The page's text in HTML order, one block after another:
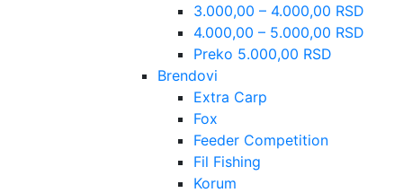
3.000,00 – 4.000,00 RSD
4.000,00 – 5.000,00 RSD
Preko 5.000,00 RSD
Brendovi
Extra Carp
Fox
Feeder Competition
Fil Fishing
Korum